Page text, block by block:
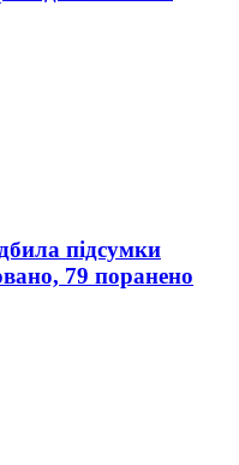
підсумки
79 поранено